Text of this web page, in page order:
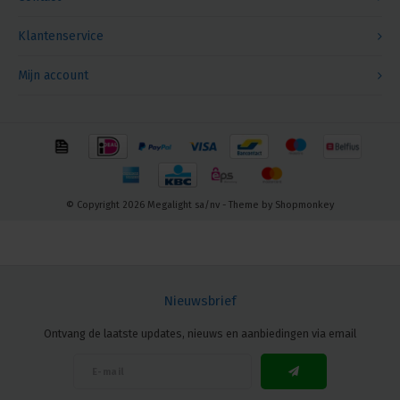
Klantenservice
Mijn account
© Copyright 2026 Megalight sa/nv - Theme by Shopmonkey
Nieuwsbrief
Ontvang de laatste updates, nieuws en aanbiedingen via email